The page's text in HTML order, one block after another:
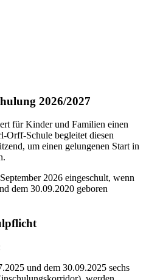
2026/2027
für Kinder und Familien einen
Orff-Schule begleitet diesen
um einen gelungenen Start in
2026 eingeschult, wenn
dem 30.09.2020 geboren
und dem 30.09.2025 sechs